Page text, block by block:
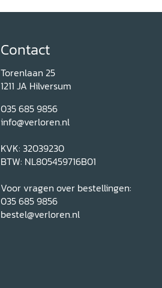
Contact
Torenlaan 25
1211 JA Hilversum
035 685 9856
info@verloren.nl
KVK: 32039230
BTW: NL805459716B01
Voor vragen over bestellingen:
035 685 9856
bestel@verloren.nl